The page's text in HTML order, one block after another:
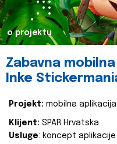
o projektu
Zabavna
Inke
Projekt: mobilna
Klijent: SPAR Hrvatska
Usluge: koncept aplikacije